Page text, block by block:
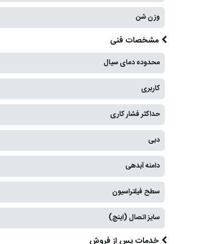
وزن شن
مشخصات فنی
محدوده دمای سیال
کاربری
حداکثر فشار کاری
دبی
دامنه آبدهی
سطح فیلتراسیون
سایز اتصال (اینچ)